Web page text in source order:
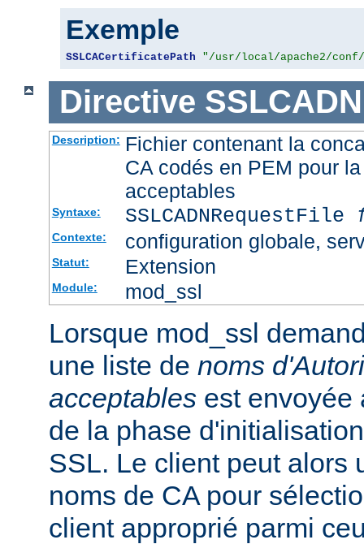
Exemple
SSLCACertificatePath "/usr/local/apache2/
Directive
Description: Fichier contenant la
CA codés en PEM pour
acceptables
Syntaxe: SSLCADNRequestFile
Contexte: configuration globale,
Statut: Extension
Module: mod_ssl
Lorsque mod_ssl
une liste de noms
acceptables est envoyée
de la phase
SSL. Le client peut alors
noms de CA pour
client approprié parmi